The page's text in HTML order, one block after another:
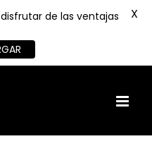
de las ventajas
X